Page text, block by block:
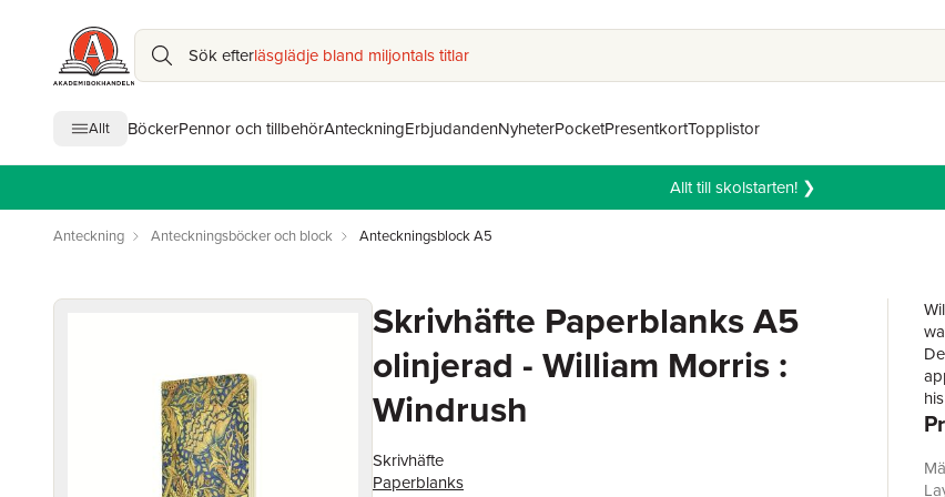
Sök efterläsglädje bland miljontals titlar
Allt BöckerPennor och tillbehörAnteckningErbjudandenNyheterPocketPresentkortTopplistor
Allt till skolstarten! ❯
Anteckning Anteckningsböcker och block Anteckningsblock A5
Skrivhäfte Paperblanks A5
olinjerad - William Morris :
Windrush
Skrivhäfte
Paperblanks